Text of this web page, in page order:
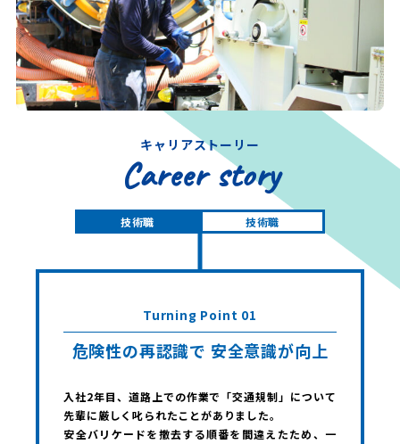
キャリアストーリー
Career story
技術職 技術職
Turning Point 01
危険性の再認識で 安全意識が向上
入社2年目、道路上での作業で「交通規制」について
先輩に厳しく叱られたことがありました。
安全バリケードを撤去する順番を間違えたため、一